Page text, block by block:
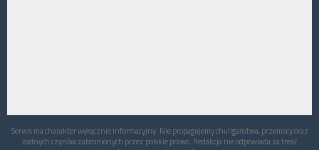
Serwis ma charakter wyłącznie informacyjny. Nie propagujemy chuligaństwa, przemocy oraz
żadnych czynów zabronionych przez polskie prawo. Redakcja nie odpowiada za treść